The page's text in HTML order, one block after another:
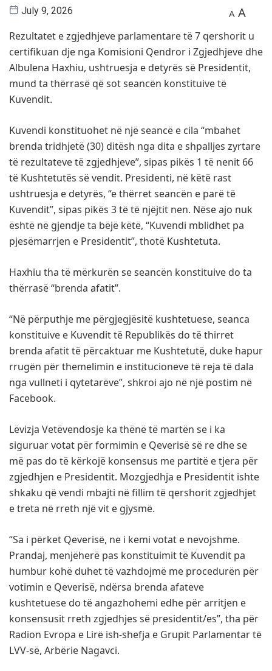
July 9, 2026 A A
Rezultatet e zgjedhjeve parlamentare të 7 qershorit u
certifikuan dje nga Komisioni Qendror i Zgjedhjeve dhe
Albulena Haxhiu, ushtruesja e detyrës së Presidentit,
mund ta thërrasë që sot seancën konstituive të
Kuvendit.
Kuvendi konstituohet në një seancë e cila “mbahet
brenda tridhjetë (30) ditësh nga dita e shpalljes zyrtare
të rezultateve të zgjedhjeve”, sipas pikës 1 të nenit 66
të Kushtetutës së vendit. Presidenti, në këtë rast
ushtruesja e detyrës, “e thërret seancën e parë të
Kuvendit”, sipas pikës 3 të të njëjtit nen. Nëse ajo nuk
është në gjendje ta bëjë këtë, “Kuvendi mblidhet pa
pjesëmarrjen e Presidentit”, thotë Kushtetuta.
Haxhiu tha të mërkurën se seancën konstituive do ta
thërrasë “brenda afatit”.
“Në përputhje me përgjegjësitë kushtetuese, seanca
konstituive e Kuvendit të Republikës do të thirret
brenda afatit të përcaktuar me Kushtetutë, duke hapur
rrugën për themelimin e institucioneve të reja të dala
nga vullneti i qytetarëve”, shkroi ajo në një postim në
Facebook.
Lëvizja Vetëvendosje ka thënë të martën se i ka
siguruar votat për formimin e Qeverisë së re dhe se
më pas do të kërkojë konsensus me partitë e tjera për
zgjedhjen e Presidentit. Mozgjedhja e Presidentit ishte
shkaku që vendi mbajti në fillim të qershorit zgjedhjet
e treta në rreth një vit e gjysmë.
“Sa i përket Qeverisë, ne i kemi votat e nevojshme.
Prandaj, menjëherë pas konstituimit të Kuvendit pa
humbur kohë duhet të vazhdojmë me procedurën për
votimin e Qeverisë, ndërsa brenda afateve
kushtetuese do të angazhohemi edhe për arritjen e
konsensusit rreth zgjedhjes së presidentit/es”, tha për
Radion Evropa e Lirë ish-shefja e Grupit Parlamentar të
LVV-së, Arbërie Nagavci.